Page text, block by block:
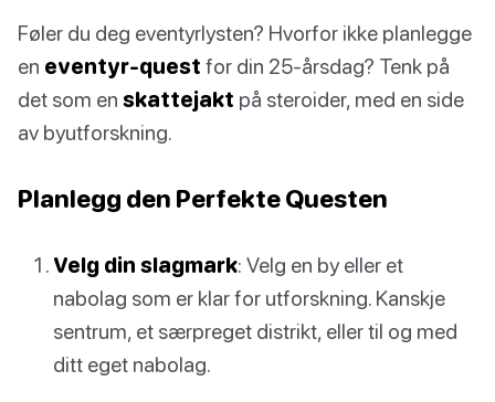
Føler du deg eventyrlysten? Hvorfor ikke planlegge
en eventyr-quest for din 25-årsdag? Tenk på
det som en skattejakt på steroider, med en side
av byutforskning.
Planlegg den Perfekte Questen
Velg din slagmark: Velg en by eller et
nabolag som er klar for utforskning. Kanskje
sentrum, et særpreget distrikt, eller til og med
ditt eget nabolag.